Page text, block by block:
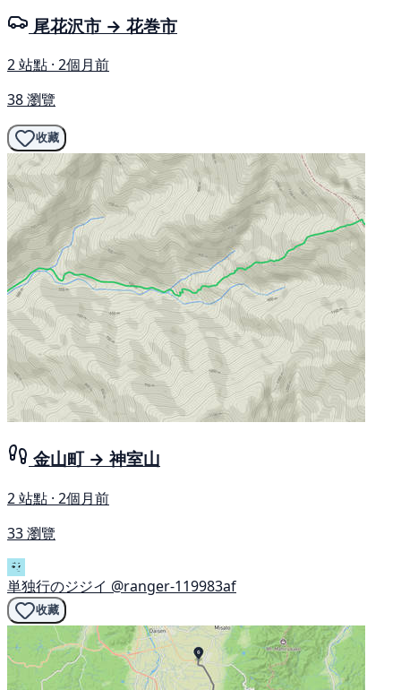
尾花沢市 → 花巻市
2 站點 · 2個月前
38 瀏覽
收藏
金山町 → 神室山
2 站點 · 2個月前
33 瀏覽
単独行のジジイ @ranger-119983af
收藏